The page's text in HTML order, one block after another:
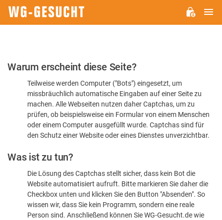
Bitte
dass
sind
Warum erscheint diese Seite?
Teilweise werden Computer ("Bots") eingesetzt, um
missbräuchlich automatische Eingaben auf einer Seite zu
machen. Alle Webseiten nutzen daher Captchas, um zu
prüfen, ob beispielsweise ein Formular von einem Menschen
oder einem Computer ausgefüllt wurde. Captchas sind für
den Schutz einer Website oder eines Dienstes unverzichtbar.
Was ist zu tun?
Die Lösung des Captchas stellt sicher, dass kein Bot die
Website automatisiert aufruft. Bitte markieren Sie daher die
Checkbox unten und klicken Sie den Button "Absenden". So
wissen wir, dass Sie kein Programm, sondern eine reale
Person sind. Anschließend können Sie WG-Gesucht.de wie